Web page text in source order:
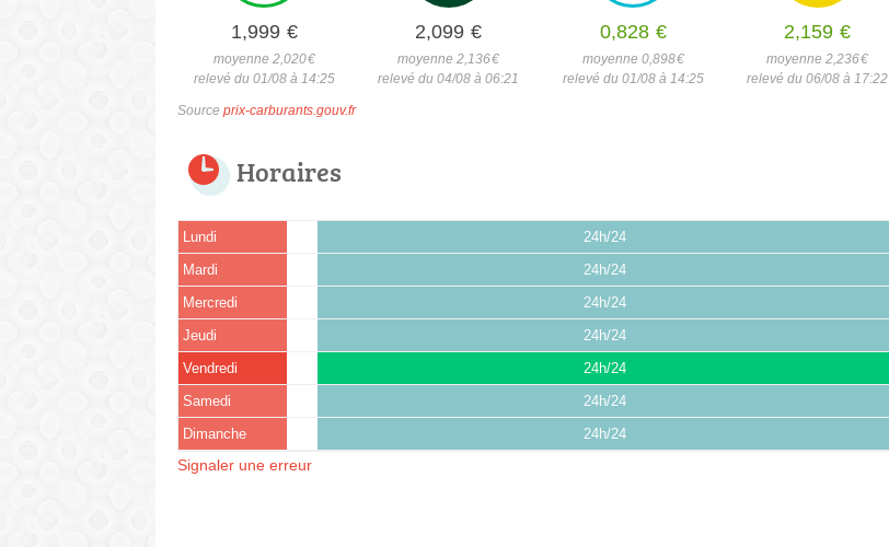
1,999 €
moyenne 2,020€
relevé du 01/08 à 14:25
2,099 €
moyenne 2,136€
relevé du 04/08 à 06:21
0,828 €
moyenne 0,898€
relevé du 01/08 à 14:25
2,159 €
moyenne 2,236€
relevé du 06/08 à 17:22
Source prix-carburants.gouv.fr
Horaires
Lundi 24h/24
Mardi 24h/24
Mercredi 24h/24
Jeudi 24h/24
Vendredi 24h/24
Samedi 24h/24
Dimanche 24h/24
Signaler une erreur